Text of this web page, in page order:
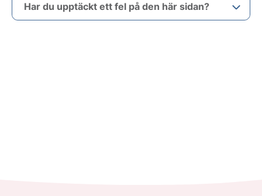
Har du upptäckt ett fel på den här sidan?